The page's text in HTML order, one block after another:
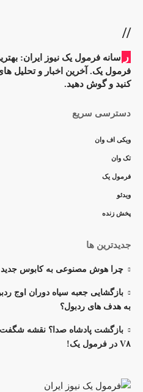
//
ر
سانه فرمول یک نیوز ایران:
فرمول یک. آخرین اخبار و تحلیل
کنید و گوش دهید.
دسترسی سریع
ویکی اف وان
تک وان
فرمول یک
ویدئو
پخش زنده
جدیدترین ها
چرا هوش مصنوعی به کابوس جدید
بازگشایی جعبه سیاه دوران اوج
به هدف های ردبول؟
بازگشت پادشاه صدا؟ نقشه
V۸ در فرمول یک!